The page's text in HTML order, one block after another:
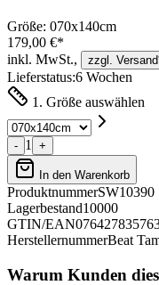
Größe: 070x140cm
179,00 €*
inkl. MwSt.,
zzgl.
Lieferstatus:6 Wochen
1. Größe auswählen
- 1 +
In den Warenkorb
ProduktnummerSW10390
Lagerbestand10000
GTIN/EAN
HerstellernummerBeat
Warum Kunden